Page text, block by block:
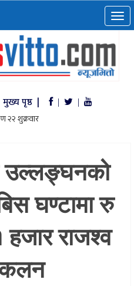
मुख्य पृष्ठ | | |
उल्लङ्घनको
घण्टामा रु
राजश्व